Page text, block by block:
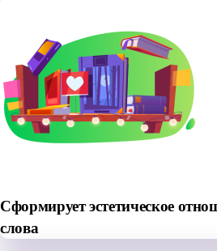
Сформирует эстетическое
слова